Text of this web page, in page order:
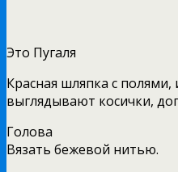
Это Пугаля
Красная шляпка с
выглядывают косички,
Голова
Вязать бежевой нитью.